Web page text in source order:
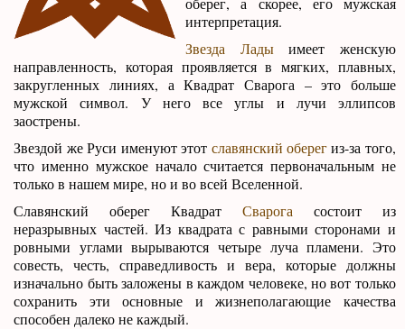
интерпретация.
Звезда Ладыимеет женскую
направленность, которая проявляется в мягких, плавных,
закругленных линиях, а Квадрат Сварога – это больше
мужской символ. У него все углы и лучи эллипсов
заострены.
Звездой же Руси именуют этот славянский оберегиз-за того,
что именно мужское начало считается первоначальным не
только в нашем мире, но и во всей Вселенной.
Славянский оберег КвадратСварога состоит из
неразрывных частей. Из квадрата с равными сторонами и
ровными углами вырываются четыре луча пламени. Это
совесть, честь, справедливость и вера, которые должны
изначально быть заложены в каждом человеке, но вот только
сохранить эти основные и жизнеполагающие качества
способен далеко не каждый.